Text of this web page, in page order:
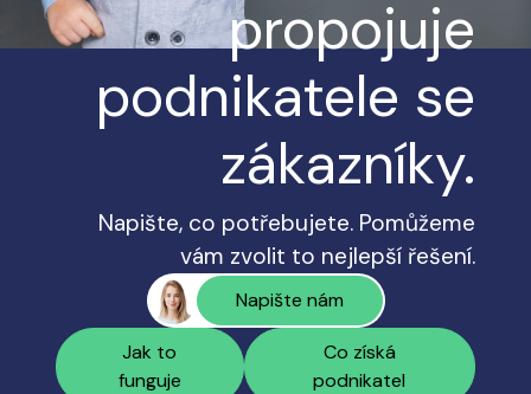
propojuje
podnikatele se
zákazníky.
Napište, co potřebujete. Pomůžeme
vám zvolit to nejlepší řešení.
Napište nám
Jak to
funguje
Co získá
podnikatel